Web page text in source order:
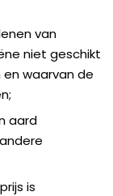
van
niet geschikt
waarvan de
aard
is